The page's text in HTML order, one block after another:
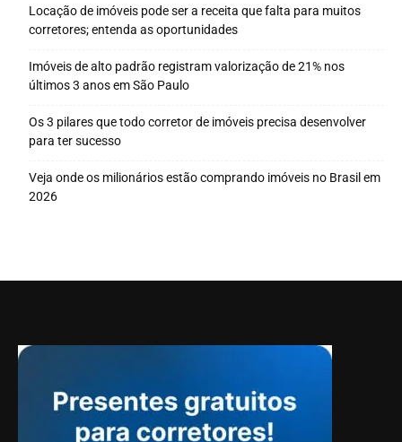
Locação de imóveis pode ser a receita que falta para muitos
corretores; entenda as oportunidades
Imóveis de alto padrão registram valorização de 21% nos
últimos 3 anos em São Paulo
Os 3 pilares que todo corretor de imóveis precisa desenvolver
para ter sucesso
Veja onde os milionários estão comprando imóveis no Brasil em
2026